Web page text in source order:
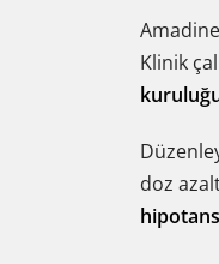
Klinik
doz